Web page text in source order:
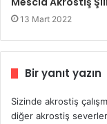
13 Mart 2022
Bir yanıt yazın
Sizinde akrostiş
diğer akrostiş